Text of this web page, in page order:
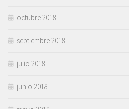
octubre 2018
septiembre 2018
julio 2018
junio 2018